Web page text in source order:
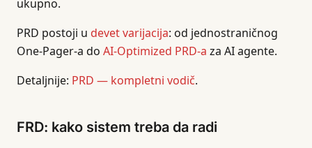
ukupno.
PRD postoji u devet varijacija: od jednostraničnog
One-Pager-a do AI-Optimized PRD-a za AI agente.
Detaljnije: PRD — kompletni vodič.
FRD: kako sistem treba da radi